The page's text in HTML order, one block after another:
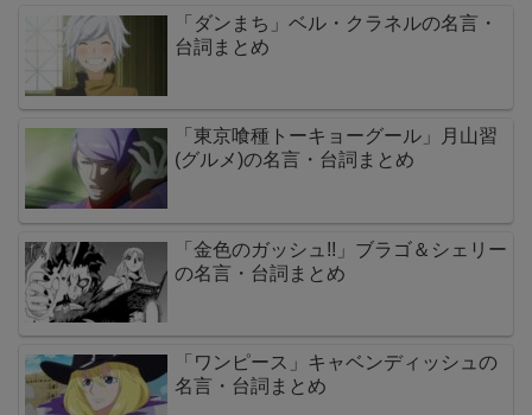
「ダンまち」ベル・クラネルの名言・
台詞まとめ
「東京喰種トーキョーグール」月山習
(グルメ)の名言・台詞まとめ
「金色のガッシュ!!」ブラゴ＆シェリー
の名言・台詞まとめ
「ワンピース」キャベンディッシュの
名言・台詞まとめ